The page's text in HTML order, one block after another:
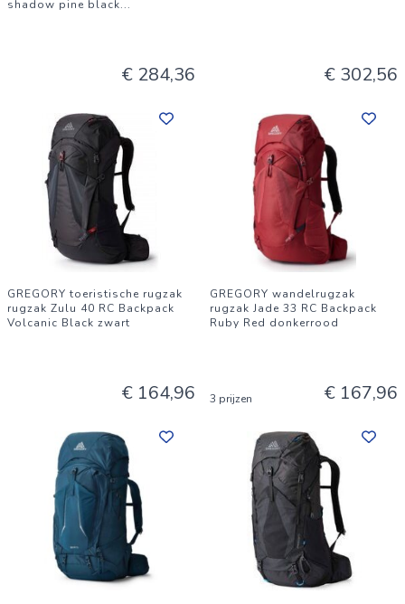
shadow pine black...
€ 284,36 € 302,56
GREGORY toeristische rugzak
rugzak Zulu 40 RC Backpack
Volcanic Black zwart
€ 164,96
GREGORY wandelrugzak
rugzak Jade 33 RC Backpack
Ruby Red donkerrood
3 prijzen € 167,96